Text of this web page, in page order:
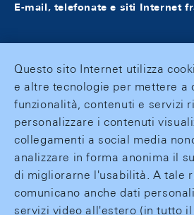
E-mail, telefonate e siti Internet
Questo sito Internet utilizza
e altre tecnologie per mettere a
funzionalità, contenuti e servizi
personalizzare i contenuti
collegamenti a social media
analizzare in forma anonima il
di migliorarne l'usabilità. A tale
comunicano anche dati
servizi video all'estero (in tutto il